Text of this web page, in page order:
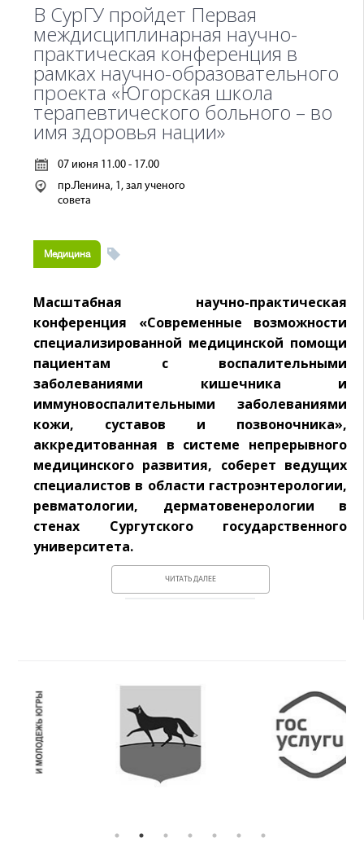
В СурГУ пройдет Первая
междисциплинарная научно-
практическая конференция в
рамках научно-образовательного
проекта «Югорская школа
терапевтического больного – во
имя здоровья нации»
07 июня 11.00 - 17.00
пр.Ленина, 1, зал ученого
совета
Медицина
Масштабная научно-практическая
конференция «Современные возможности
специализированной медицинской помощи
пациентам с воспалительными
заболеваниями кишечника и
иммуновоспалительными заболеваниями
кожи, суставов и позвоночника»,
аккредитованная в системе непрерывного
медицинского развития, соберет ведущих
специалистов в области гастроэнтерологии,
ревматологии, дерматовенерологии в
стенах Сургутского государственного
университета.
ЧИТАТЬ ДАЛЕЕ